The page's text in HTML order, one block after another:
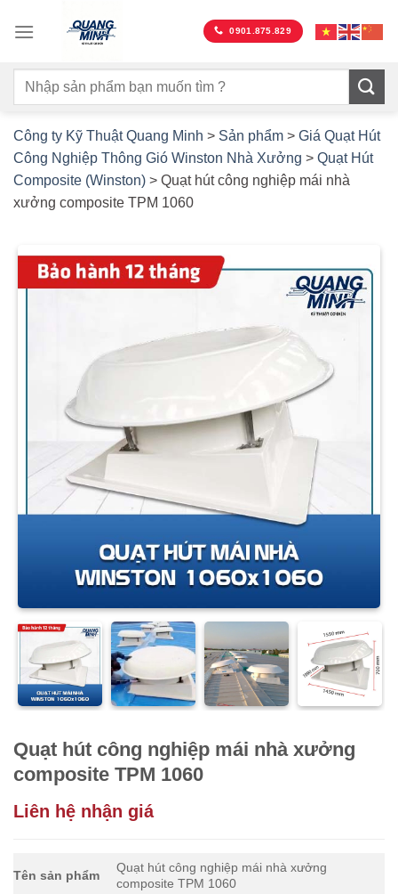
qua
dung
0901.875.829
Công ty Kỹ Thuật Quang Minh > Sản phẩm > Giá Quạt Hút
Công Nghiệp Thông Gió Winston Nhà Xưởng > Quạt Hút
Composite (Winston) > Quạt hút công nghiệp mái nhà
xưởng composite TPM 1060
Quạt hút công nghiệp mái nhà xưởng
composite TPM 1060
Liên hệ nhận giá
Tên sản phẩm
Quạt hút công nghiệp mái nhà xưởng
composite TPM 1060